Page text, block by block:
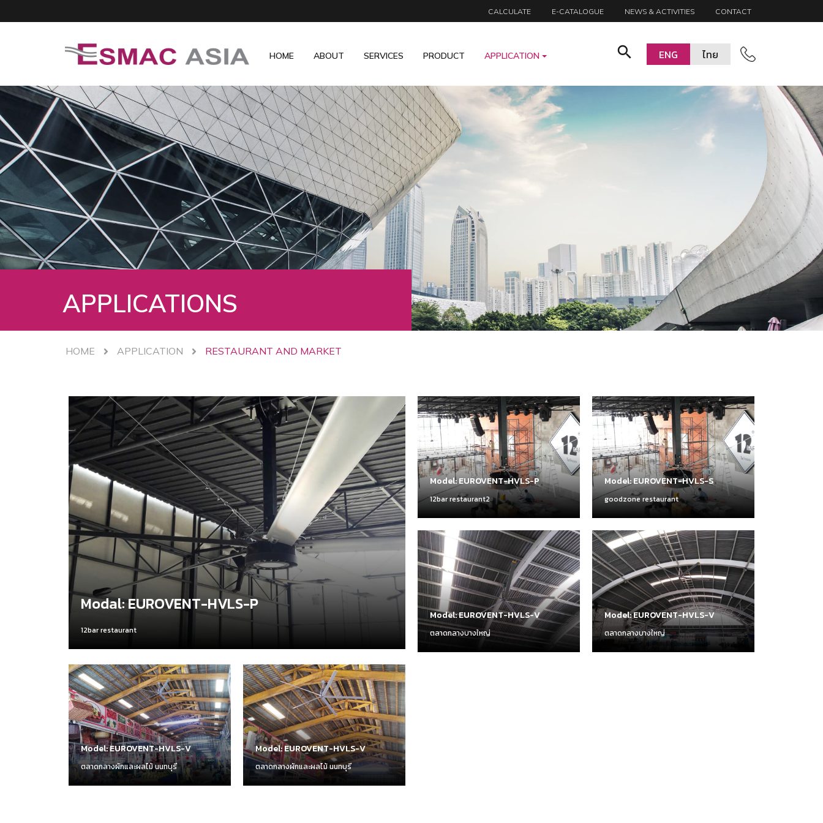
CALCULATE E-CATALOGUE NEWS & ACTIVITIES CONTACT
HOME ABOUT SERVICES PRODUCT APPLICATION search ENG ไทย
APPLICATIONS
HOME APPLICATION RESTAURANT AND MARKET
Modal: EUROVENT-HVLS-P
12bar restaurant
Model: EUROVENT-HVLS-P
12bar restaurant2
Model: EUROVENT-HVLS-S
goodzone restaurant
Model: EUROVENT-HVLS-V
ตลาดกลางบางใหญ่
Model: EUROVENT-HVLS-V
ตลาดกลางบางใหญ่
Model: EUROVENT-HVLS-V
ตลาดกลางผักและผลไม้ นนทบุรี
Model: EUROVENT-HVLS-V
ตลาดกลางผักและผลไม้ นนทบุรี